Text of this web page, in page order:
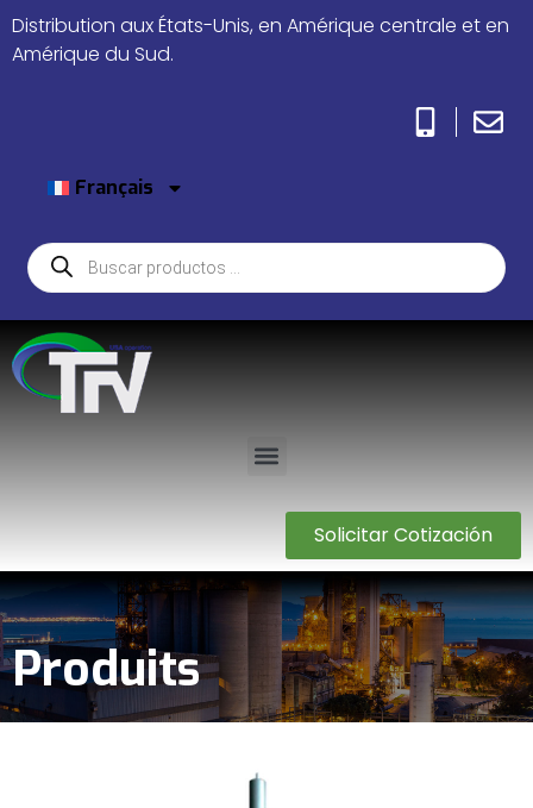
Distribution aux États-Unis, en Amérique centrale et en
Amérique du Sud.
Français
Solicitar Cotización
Produits